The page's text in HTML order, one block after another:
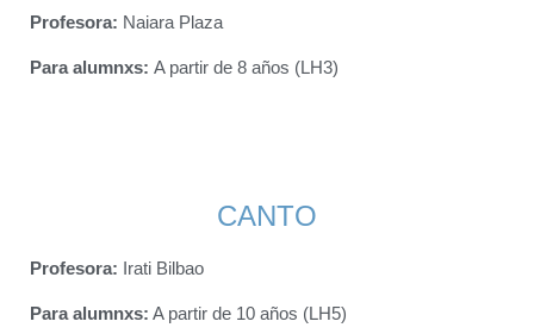
Profesora: Naiara Plaza
Para alumnxs: A partir de 8 años (LH3)
CANTO
Profesora: Irati Bilbao
Para alumnxs: A partir de 10 años (LH5)